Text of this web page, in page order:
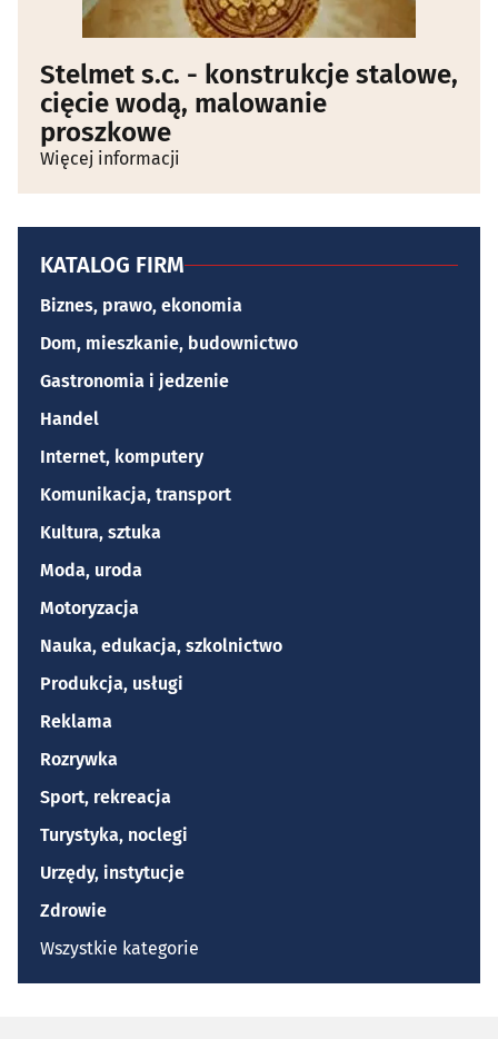
Stelmet s.c. - konstrukcje stalowe,
cięcie wodą, malowanie
proszkowe
Więcej informacji
KATALOG FIRM
Biznes, prawo, ekonomia
Dom, mieszkanie, budownictwo
Gastronomia i jedzenie
Handel
Internet, komputery
Komunikacja, transport
Kultura, sztuka
Moda, uroda
Motoryzacja
Nauka, edukacja, szkolnictwo
Produkcja, usługi
Reklama
Rozrywka
Sport, rekreacja
Turystyka, noclegi
Urzędy, instytucje
Zdrowie
Wszystkie kategorie